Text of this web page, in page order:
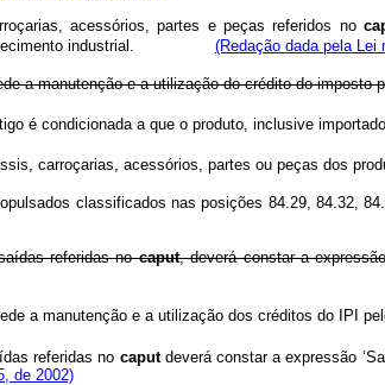
acessórios, partes e peças referidos no
industrial.
(Redação dada pela Lei
a manutenção e a utilização do crédito do
é condicionada a que o produto, inclusive
carroçarias, acessórios, partes ou peças
classificados nas posições 84.29,
referidas nocaput, deverá constar a
a manutenção e a utilização dos créditos
referidas no caputdeverá constar a expressão
de 2002)